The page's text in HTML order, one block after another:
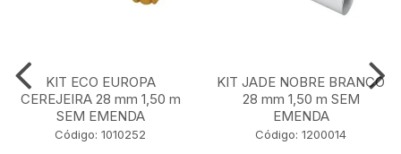
KIT ECO EUROPA
CEREJEIRA 28 mm 1,50 m
SEM EMENDA
Código: 1010252
KIT JADE NOBRE BRANCO
28 mm 1,50 m SEM
EMENDA
Código: 1200014